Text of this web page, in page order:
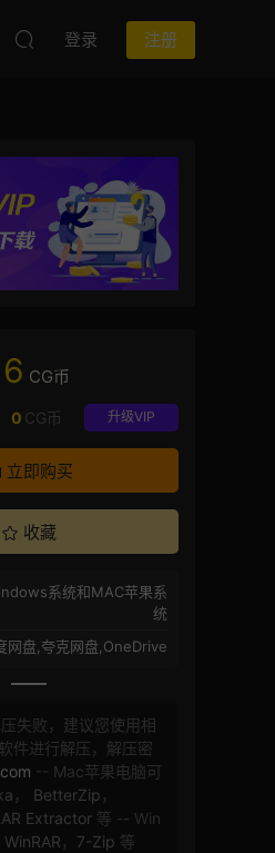
登录 注册
CG币
升级VIP
0 CG币
立即购买
收藏
系统和MAC苹果系
统
网盘,夸克网盘,OneDrive
失败，建议您使用相
件进行解压，解压密
-- Mac苹果电脑可
， BetterZip ，
Extractor 等 -- Win
WinRAR ， 7-Zip 等